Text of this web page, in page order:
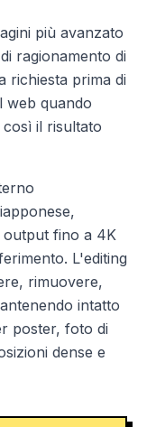
più avanzato
ragionamento di
richiesta prima di
web quando
il risultato
fino a 4K
L'editing
rimuovere,
intatto
poster, foto di
dense e